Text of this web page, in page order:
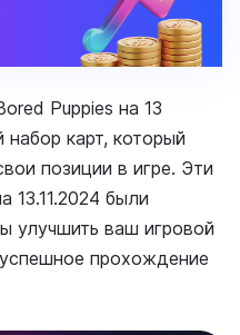
Puppies на 13
карт, который
позиции в игре. Эти
13.11.2024 были
улучшить ваш игровой
прохождение